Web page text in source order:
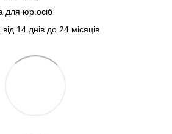
для юр.осіб
14 днів до 24 місяців